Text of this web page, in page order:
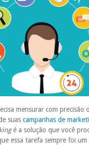
mensurar com precisão o
suas campanhas de
é a solução que você
essa tarefa sempre foi